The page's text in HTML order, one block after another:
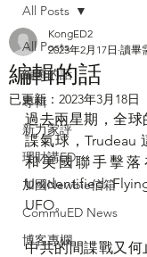
All Posts
編輯的話
專輯
新力家評
理財講ED
加國Newbie信箱
CommuED News
博客專欄
All Posts
編輯的話
KongED2
2023年2月17日 讀畢
已更新： 2023年3月18日
過去兩星期，全
諜氣球，Trudeau
和美國聯手擊
Unidentified
UFO。
中共的間諜戰又